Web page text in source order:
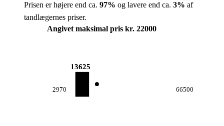
Prisen er højere end ca. 97% og lavere end ca. 3% af
tandlægernes priser.
Angivet maksimal pris kr. 22000
2970
13625
66500